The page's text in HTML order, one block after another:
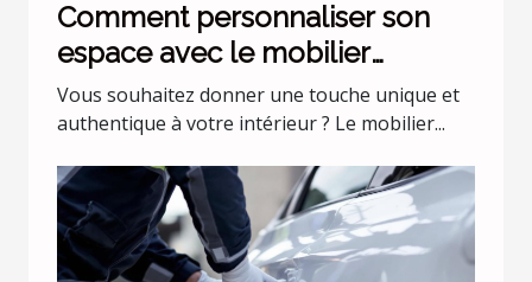
Comment personnaliser son
espace avec le mobilier
industriel ?
Vous souhaitez donner une touche unique et
authentique à votre intérieur ? Le mobilier...